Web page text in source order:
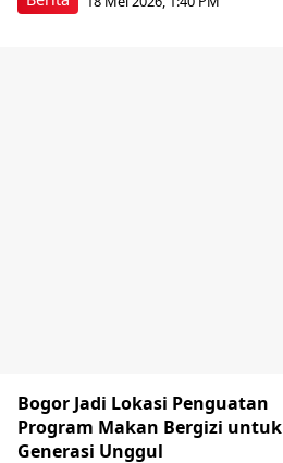
Bogor Jadi Lokasi Penguatan
Program Makan Bergizi untuk
Generasi Unggul